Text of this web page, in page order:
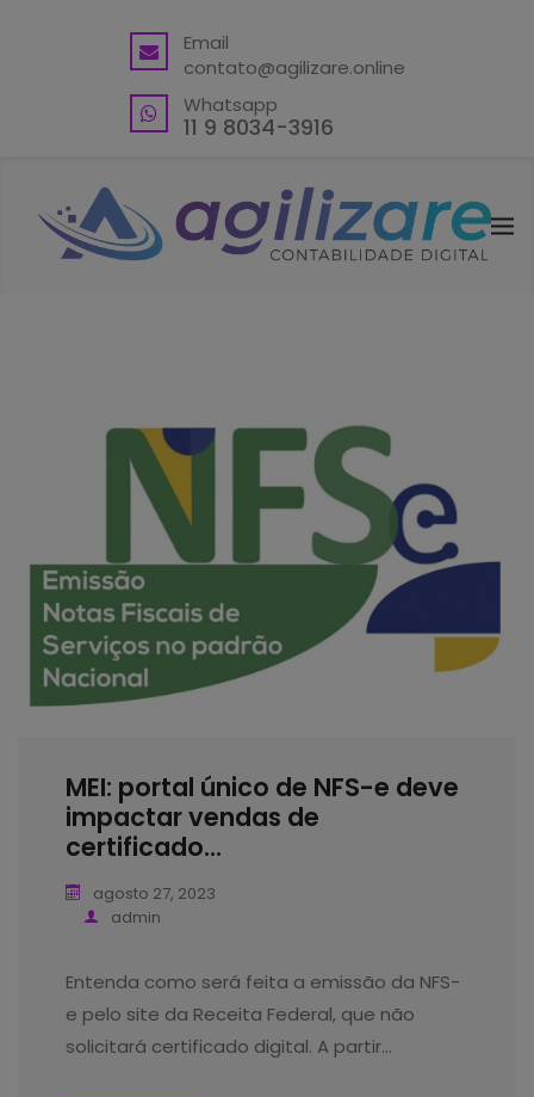
Email
contato@agilizare.online
Whatsapp
11 9 8034-3916
MEI: portal único de NFS-e deve
impactar vendas de
certificado...
agosto 27, 2023
admin
Entenda como será feita a emissão da NFS-
e pelo site da Receita Federal, que não
solicitará certificado digital. A partir…
VANTAGENS
ABRA SUA CONTA PJ
ENDEREÇO FISCAL – OUTRAS
LOCALIDADES